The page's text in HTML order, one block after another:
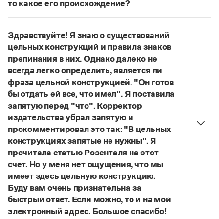
Словари русского языка как государственного
Справочники
Правила русской орфографии и пунктуации
Русский язык. Краткий теоретический курс
для школьников
Письмовник
Справочник по пунктуации
Словарь-справочник трудностей
Справочник по фразеологии
Азбучные истины
Словарь-справочник непростые слова
Все справочники портала
Журнал
Новости и события
Управление в русском языке
Правила русской орфографии и пунктуации
то какое его происхождение?
Нет, не существует и не существовало. Это
Страница ответа
Здравствуйте! Я знаю о существований
цельных конструкций и правила знаков
препинания в них. Однако далеко не
всегда легко определить, является ли
фраза цельной конструкцией. "Он готов
бы отдать ей все, что имел". Я поставила
запятую перед "что". Корректор
издательства убрал запятую и
прокомментировал это так: "В цельных
конструкциях запятые не нужны". Я
прочитала статью Розенталя на этот
счет. Но у меня нет ощущения, что мы
имеет здесь цельную конструкцию.
Буду вам очень признательна за
быстрый ответ. Если можно, то и на мой
электронный адрес. Большое спасибо!